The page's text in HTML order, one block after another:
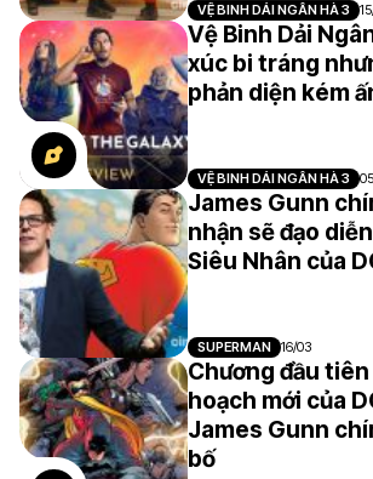
VỆ BINH DẢI NGÂN HÀ 3
Vệ Binh Dải
xúc bi tráng
phản diện kém
VỆ BINH DẢI NGÂN HÀ 3
James Gunn
nhận sẽ đạo
Siêu Nhân của
SUPERMAN 16/03
Chương đầu
hoạch mới của
James Gunn
bố